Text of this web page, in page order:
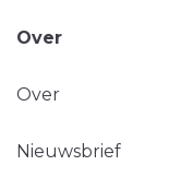
Over
Over
Nieuwsbrief